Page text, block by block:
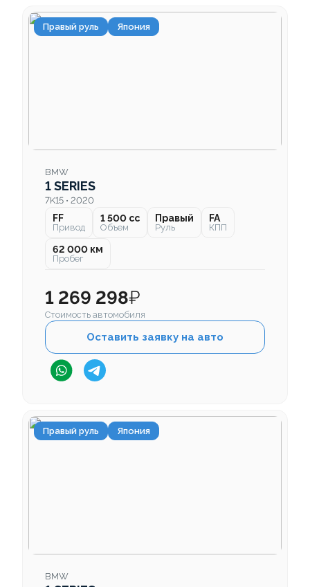
Правый руль Япония
BMW
1 SERIES
7K15 • 2020
FF
Привод
1 500 cc
Объем
Правый
Руль
FA
КПП
62 000 км
Пробег
1 269 298₽
Стоимость автомобиля
Оставить заявку на авто
Правый руль Япония
BMW